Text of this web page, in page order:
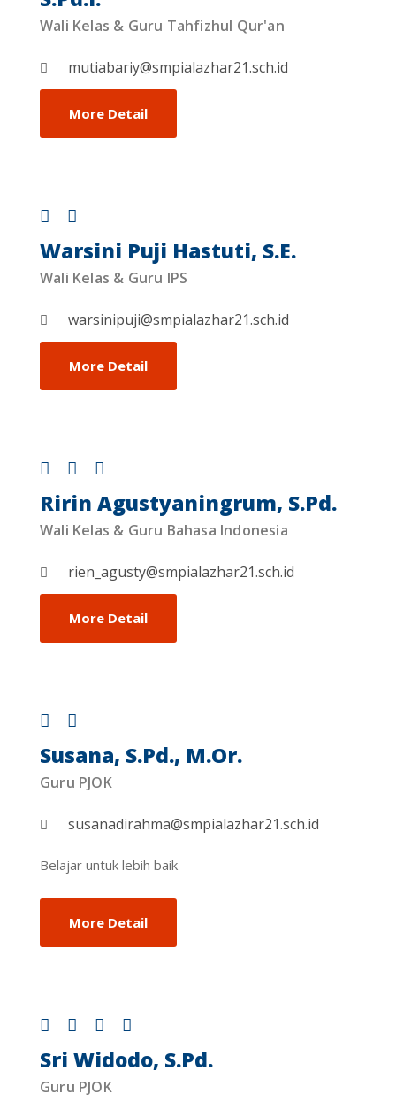
Wali Kelas & Guru Tahfizhul Qur'an
mutiabariy@smpialazhar21.sch.id
More Detail
Warsini Puji Hastuti, S.E.
Wali Kelas & Guru IPS
warsinipuji@smpialazhar21.sch.id
More Detail
Ririn Agustyaningrum, S.Pd.
Wali Kelas & Guru Bahasa Indonesia
rien_agusty@smpialazhar21.sch.id
More Detail
Susana, S.Pd., M.Or.
Guru PJOK
susanadirahma@smpialazhar21.sch.id
Belajar untuk lebih baik
More Detail
Sri Widodo, S.Pd.
Guru PJOK